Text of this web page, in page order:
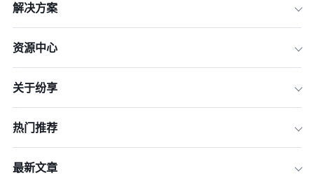
解决方案
资源中心
关于纷享
热门推荐
最新文章